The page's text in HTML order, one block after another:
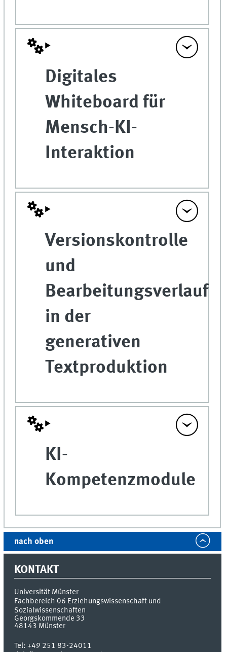
Digitales
Whiteboard für
Mensch-KI-
Interaktion
Versionskontrolle
und
Bearbeitungsverlauf
in der
generativen
Textproduktion
KI-
Kompetenzmodule
nach oben
KONTAKT
Universität Münster
Fachbereich 06 Erziehungswissenschaft und
Sozialwissenschaften
Georgskommende 33
48143 Münster
Tel:+49 251 83-24011